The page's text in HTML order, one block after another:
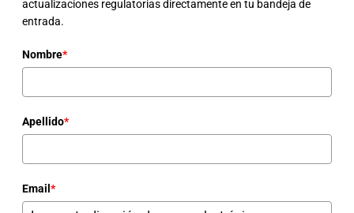
actualizaciones regulatorias directamente en tu bandeja de
entrada.
Nombre*
Apellido*
Email *